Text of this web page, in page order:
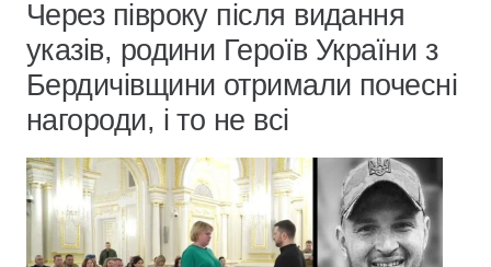
Через півроку після видання
указів, родини Героїв України з
Бердичівщини отримали почесні
нагороди, і то не всі